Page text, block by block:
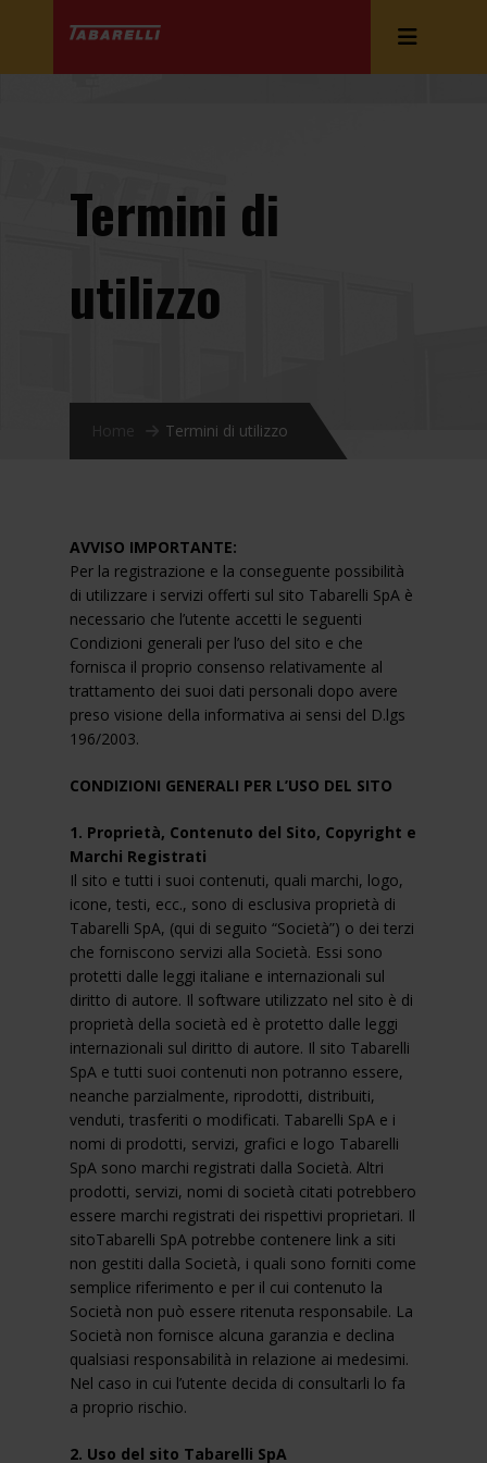
Termini di
utilizzo
Home Termini di utilizzo
AVVISO IMPORTANTE:
Per la registrazione e la conseguente possibilità
di utilizzare i servizi offerti sul sito Tabarelli SpA è
necessario che l’utente accetti le seguenti
Condizioni generali per l’uso del sito e che
fornisca il proprio consenso relativamente al
trattamento dei suoi dati personali dopo avere
preso visione della informativa ai sensi del D.lgs
196/2003.
CONDIZIONI GENERALI PER L’USO DEL SITO
1. Proprietà, Contenuto del Sito, Copyright e
Marchi Registrati
Il sito e tutti i suoi contenuti, quali marchi, logo,
icone, testi, ecc., sono di esclusiva proprietà di
Tabarelli SpA, (qui di seguito “Società”) o dei terzi
che forniscono servizi alla Società. Essi sono
protetti dalle leggi italiane e internazionali sul
diritto di autore. Il software utilizzato nel sito è di
proprietà della società ed è protetto dalle leggi
internazionali sul diritto di autore. Il sito Tabarelli
SpA e tutti suoi contenuti non potranno essere,
neanche parzialmente, riprodotti, distribuiti,
venduti, trasferiti o modificati. Tabarelli SpA e i
nomi di prodotti, servizi, grafici e logo Tabarelli
SpA sono marchi registrati dalla Società. Altri
prodotti, servizi, nomi di società citati potrebbero
essere marchi registrati dei rispettivi proprietari. Il
sitoTabarelli SpA potrebbe contenere link a siti
non gestiti dalla Società, i quali sono forniti come
semplice riferimento e per il cui contenuto la
Società non può essere ritenuta responsabile. La
Società non fornisce alcuna garanzia e declina
qualsiasi responsabilità in relazione ai medesimi.
Nel caso in cui l’utente decida di consultarli lo fa
a proprio rischio.
2. Uso del sito Tabarelli SpA